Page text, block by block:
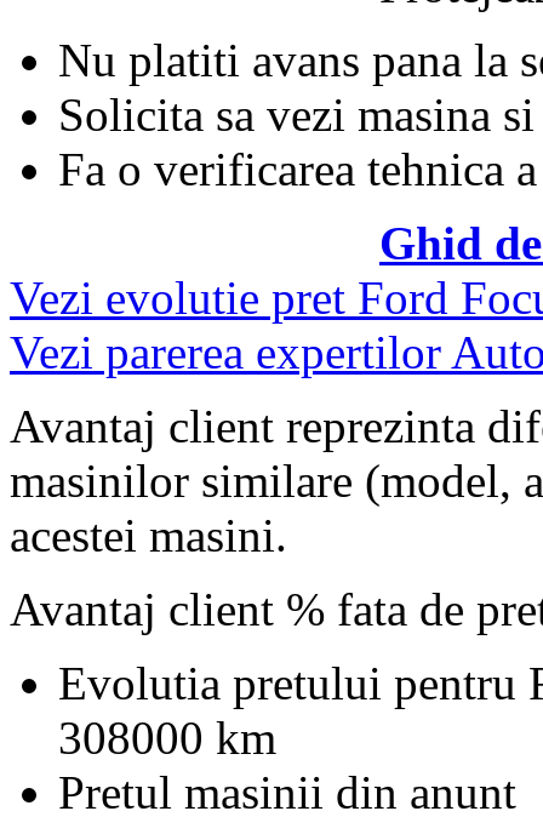
Nu platiti avans pana la
Solicita sa vezi masina si
Fa o verificarea tehnica
Ghid
Vezi evolutie pret Ford
Vezi parerea expertilor
Avantaj client reprezinta
masinilor similare (model,
acestei masini.
Avantaj client % fata de
Evolutia pretului pentru
308000 km
Pretul masinii din anunt